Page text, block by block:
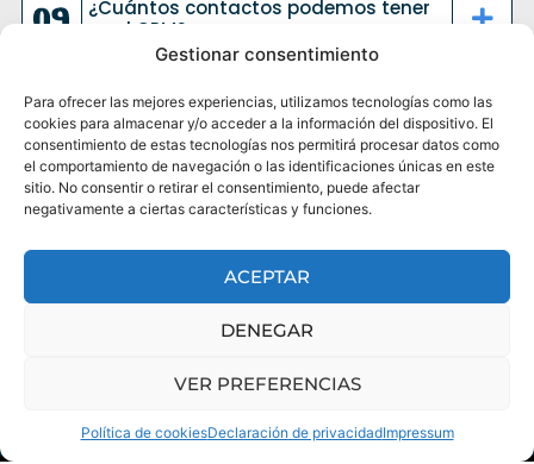
Gestionar consentimiento
Para ofrecer las mejores experiencias, utilizamos tecnologías como las
cookies para almacenar y/o acceder a la información del dispositivo. El
consentimiento de estas tecnologías nos permitirá procesar datos como
el comportamiento de navegación o las identificaciones únicas en este
sitio. No consentir o retirar el consentimiento, puede afectar
negativamente a ciertas características y funciones.
ACEPTAR
DENEGAR
VER PREFERENCIAS
Política de cookiesDeclaración de privacidadImpressum
¿Cuántos contactos podemos tener
en el CRM?
¿Nostomamos
uncafé?
Nos encantaría conocerte y
saber cómo podemos hacer
que tu proyecto impacte.
CONTÁCTANOS
info@canalonline.es